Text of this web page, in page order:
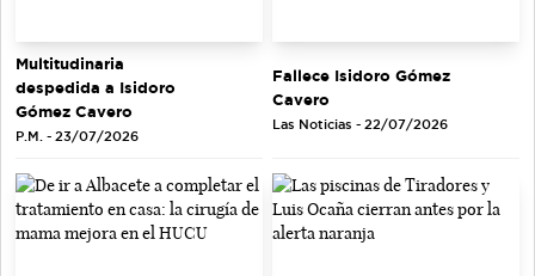
Multitudinaria
despedida a Isidoro
Gómez Cavero
P.M. - 23/07/2026
Fallece Isidoro Gómez
Cavero
Las Noticias - 22/07/2026